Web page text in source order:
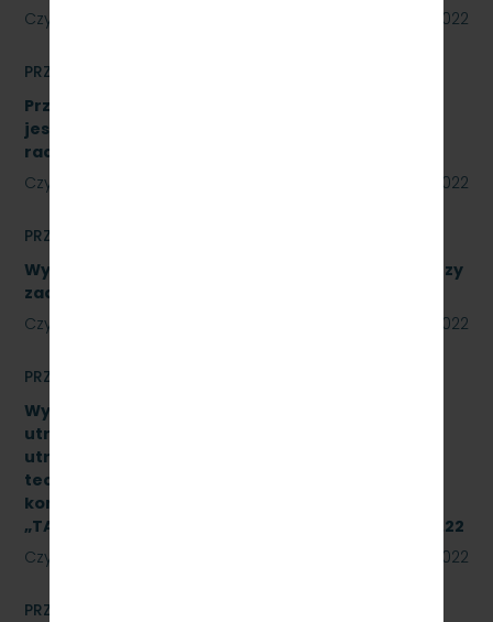
Czytaj dalej
19 lipca 2022
PRZETARGI
Przetarg nieograniczony, którego przedmiotem
jest wykonanie modernizacji istniejących
radiotelefonów [znak: SKMMU.086.41.22]
Czytaj dalej
18 lipca 2022
PRZETARGI
Wykonanie naprawy podzespołów, obejmujące trzy
zadania. Numer referencyjny: SKMMU.086.39.22
Czytaj dalej
18 lipca 2022
PRZETARGI
Wykonanie naprawy czwartego poziomu
utrzymania (P4) wg dokumentacji systemu
utrzymania typu pojazdu oraz dokumentacji
techniczno–ruchowej producenta podzespołu 2
kompletów układów hamulcowych produkcji IPS
„TABOR” w Poznaniu. Znak sprawy: SKMMU.086.29.22
Czytaj dalej
15 lipca 2022
PRZETARGI